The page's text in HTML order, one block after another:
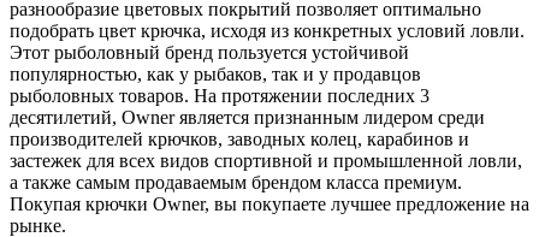
разнообразие цветовых покрытий позволяет оптимально
подобрать цвет крючка, исходя из конкретных условий ловли.
Этот рыболовный бренд пользуется устойчивой
популярностью, как у рыбаков, так и у продавцов
рыболовных товаров. На протяжении последних 3
десятилетий, Owner является признанным лидером среди
производителей крючков, заводных колец, карабинов и
застежек для всех видов спортивной и промышленной ловли,
а также самым продаваемым брендом класса премиум.
Покупая крючки Owner, вы покупаете лучшее предложение на
рынке.